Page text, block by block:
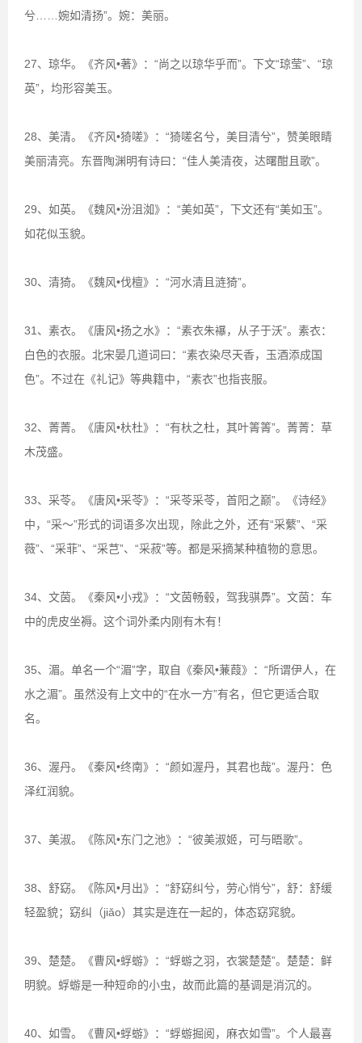
兮……婉如清扬”。婉：美丽。
27、琼华。《齐风•著》：“尚之以琼华乎而”。下文“琼莹”、“琼
英”，均形容美玉。
28、美清。《齐风•猗嗟》：“猗嗟名兮，美目清兮”，赞美眼睛
美丽清亮。东晋陶渊明有诗曰：“佳人美清夜，达曙酣且歌”。
29、如英。《魏风•汾沮洳》：“美如英”，下文还有“美如玉”。
如花似玉貌。
30、清猗。《魏风•伐檀》：“河水清且涟猗”。
31、素衣。《唐风•扬之水》：“素衣朱襮，从子于沃”。素衣：
白色的衣服。北宋晏几道词曰：“素衣染尽天香，玉酒添成国
色”。不过在《礼记》等典籍中，“素衣”也指丧服。
32、菁菁。《唐风•杕杜》：“有杕之杜，其叶箐箐”。菁菁：草
木茂盛。
33、采苓。《唐风•采苓》：“采苓采苓，首阳之巅”。《诗经》
中，“采～”形式的词语多次出现，除此之外，还有“采蘩”、“采
薇”、“采菲”、“采芑”、“采菽”等。都是采摘某种植物的意思。
34、文茵。《秦风•小戎》：“文茵畅毂，驾我骐馵”。文茵：车
中的虎皮坐褥。这个词外柔内刚有木有！
35、湄。单名一个“湄”字，取自《秦风•蒹葭》：“所谓伊人，在
水之湄”。虽然没有上文中的“在水一方”有名，但它更适合取
名。
36、渥丹。《秦风•终南》：“颜如渥丹，其君也哉”。渥丹：色
泽红润貌。
37、美淑。《陈风•东门之池》：“彼美淑姬，可与晤歌”。
38、舒窈。《陈风•月出》：“舒窈纠兮，劳心悄兮”，舒：舒缓
轻盈貌；窈纠（jiǎo）其实是连在一起的，体态窈窕貌。
39、楚楚。《曹风•蜉蝣》：“蜉蝣之羽，衣裳楚楚”。楚楚：鲜
明貌。蜉蝣是一种短命的小虫，故而此篇的基调是消沉的。
40、如雪。《曹风•蜉蝣》：“蜉蝣掘阅，麻衣如雪”。个人最喜